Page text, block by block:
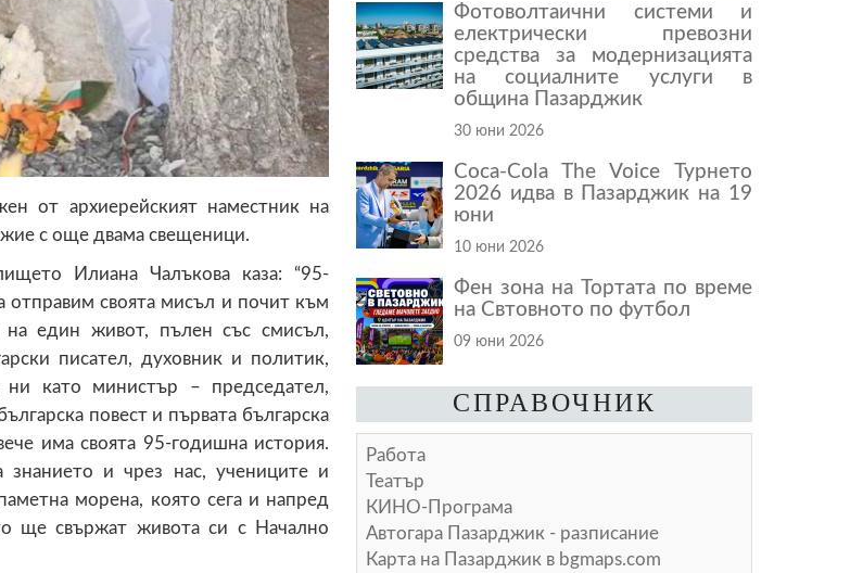
от архиерейският наместник на
с още двама свещеници.
Илиана Чалъкова каза: “95-
своята мисъл и почит към
един живот, пълен със смисъл,
писател, духовник и политик,
ни като министър – председател,
повест и първата българска
има своята 95-годишна история.
и чрез нас, учениците и
морена, която сега и напред
ще свържат живота си с Начално
Фотоволтаични системи и
електрически превозни
средства за модернизацията
на социалните услуги в
община Пазарджик
30 юни 2026
Coca-Cola The Voice Турнето
2026 идва в Пазарджик на 19
юни
10 юни 2026
Фен зона на Тортата по време
на Свтовното по футбол
09 юни 2026
СПРАВОЧНИК
Работа
Театър
КИНО-Програма
Автогара Пазарджик - разписание
Карта на Пазарджик в bgmaps.com